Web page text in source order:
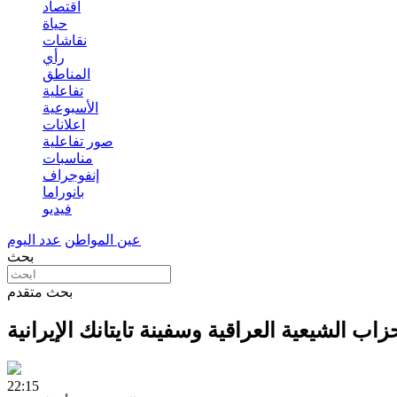
اقتصاد
حياة
نقاشات
رأي
المناطق
تفاعلية
الأسبوعية
اعلانات
صور تفاعلية
مناسبات
إنفوجراف
بانوراما
فيديو
عين المواطن عدد اليوم
بحث
بحث متقدم
الشيعية العراقية وسفينة تايتانك الإيرانية
22:15